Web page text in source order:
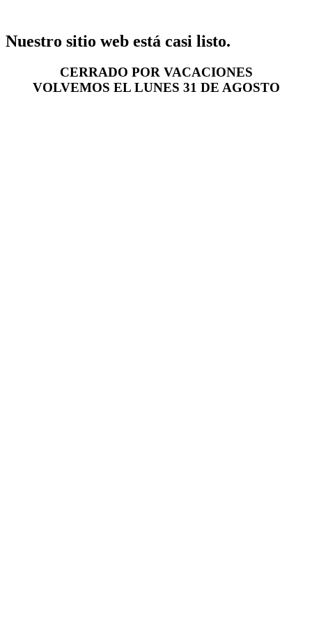
Nuestro sitio web está casi listo.
CERRADO POR VACACIONES
VOLVEMOS EL LUNES 31 DE AGOSTO